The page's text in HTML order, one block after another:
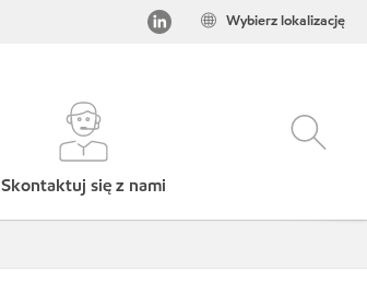
Wybierz lokalizację
Skontaktuj się z nami